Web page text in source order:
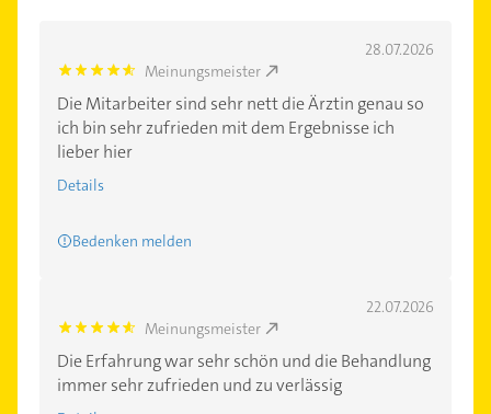
28.07.2026
4.7000003 Meinungsmeister
Die Mitarbeiter sind sehr nett die Ärztin genau so
ich bin sehr zufrieden mit dem Ergebnisse ich
lieber hier
Details
Bedenken melden
22.07.2026
4.7000003 Meinungsmeister
Die Erfahrung war sehr schön und die Behandlung
immer sehr zufrieden und zu verlässig